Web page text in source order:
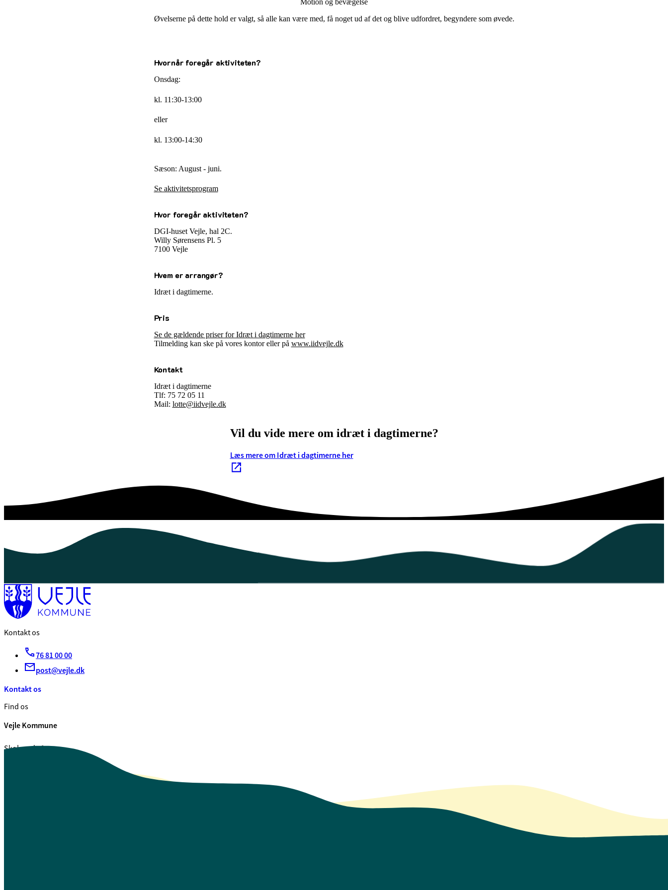
Motion og bevægelse
Øvelserne på dette hold er valgt, så alle kan være med, få noget ud af det og blive udfordret, begyndere som øvede.
Hvornår foregår aktiviteten?
Onsdag:
kl. 11:30-13:00
eller
kl. 13:00-14:30
Sæson: August - juni.
Se aktivitetsprogram
Hvor foregår aktiviteten?
DGI-huset Vejle, hal 2C.
Willy Sørensens Pl. 5
7100 Vejle
Hvem er arrangør?
Idræt i dagtimerne.
Pris
Se de gældende priser for Idræt i dagtimerne her
Tilmelding kan ske på vores kontor eller på www.iidvejle.dk
Kontakt
Idræt i dagtimerne
Tlf: 75 72 05 11
Mail: lotte@iidvejle.dk
Vil du vide mere om idræt i dagtimerne?
Læs mere om Idræt i dagtimerne her
Kontakt os
76 81 00 00
post@vejle.dk
Kontakt os
Find os
Vejle Kommune
Skolegade 1